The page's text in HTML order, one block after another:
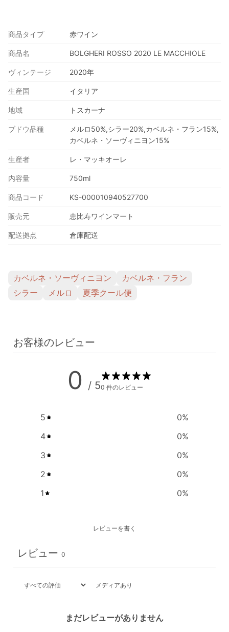
商品タイプ 赤ワイン
商品名 BOLGHERI ROSSO 2020 LE MACCHIOLE
ヴィンテージ 2020年
生産国 イタリア
地域 トスカーナ
ブドウ品種
メルロ50%,シラー20%,カベルネ・フラン15%,
カベルネ・ソーヴィニヨン15%
生産者 レ・マッキオーレ
内容量 750ml
商品コード KS-000010940527700
販売元 恵比寿ワインマート
配送拠点 倉庫配送
カベルネ・ソーヴィニヨン
カベルネ・フラン
シラー
メルロ 夏季クール便
お客様のレビュー
0 / 50 件のレビュー
5 0%
4
0%
3
0%
2
0%
1
0%
レビューを書く
レビュー 0
メディアあり
まだレビューがありません